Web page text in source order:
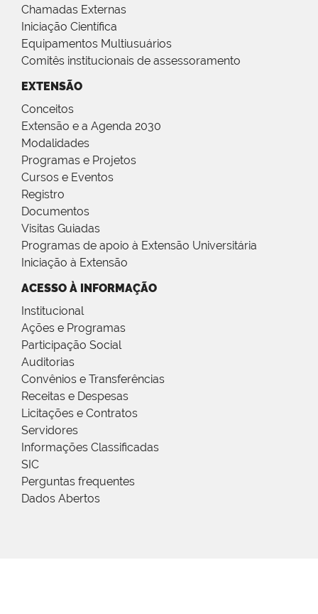
Chamadas Externas
Iniciação Científica
Equipamentos Multiusuários
Comitês institucionais de assessoramento
EXTENSÃO
Conceitos
Extensão e a Agenda 2030
Modalidades
Programas e Projetos
Cursos e Eventos
Registro
Documentos
Visitas Guiadas
Programas de apoio à Extensão Universitária
Iniciação à Extensão
ACESSO À INFORMAÇÃO
Institucional
Ações e Programas
Participação Social
Auditorias
Convênios e Transferências
Receitas e Despesas
Licitações e Contratos
Servidores
Informações Classificadas
SIC
Perguntas frequentes
Dados Abertos